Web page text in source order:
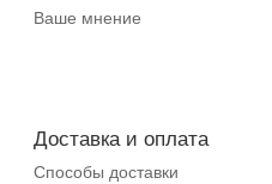
Ваше мнение
Доставка и оплата
Способы доставки